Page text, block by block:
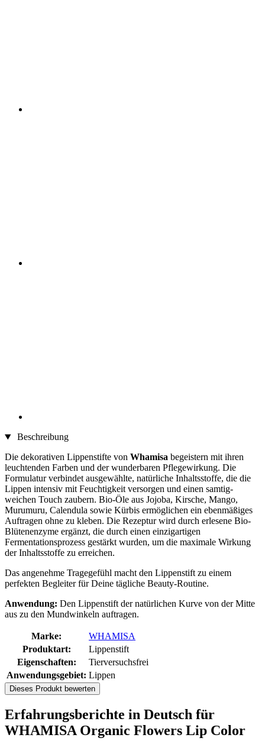
Beschreibung
Die dekorativen Lippenstifte von Whamisa begeistern mit ihren
leuchtenden Farben und der wunderbaren Pflegewirkung. Die
Formulatur verbindet ausgewählte, natürliche Inhaltsstoffe, die die
Lippen intensiv mit Feuchtigkeit versorgen und einen samtig-
weichen Touch zaubern. Bio-Öle aus Jojoba, Kirsche, Mango,
Murumuru, Calendula sowie Kürbis ermöglichen ein ebenmäßiges
Auftragen ohne zu kleben. Die Rezeptur wird durch erlesene Bio-
Blütenenzyme ergänzt, die durch einen einzigartigen
Fermentationsprozess gestärkt wurden, um die maximale Wirkung
der Inhaltsstoffe zu erreichen.
Das angenehme Tragegefühl macht den Lippenstift zu einem
perfekten Begleiter für Deine tägliche Beauty-Routine.
Anwendung: Den Lippenstift der natürlichen Kurve von der Mitte
aus zu den Mundwinkeln auftragen.
Marke:
WHAMISA
Produktart:
Lippenstift
Eigenschaften:
Tierversuchsfrei
Anwendungsgebiet: Lippen
Dieses Produkt bewerten
Erfahrungsberichte in Deutsch für
WHAMISA Organic Flowers Lip Color